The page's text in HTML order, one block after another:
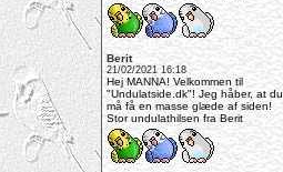
Berit
21/02/2021 16:18
Hej MANNA! Velkommen til
"Undulatside.dk"! Jeg håber, at du
må få en masse glæde af siden!
Stor undulathilsen fra Berit